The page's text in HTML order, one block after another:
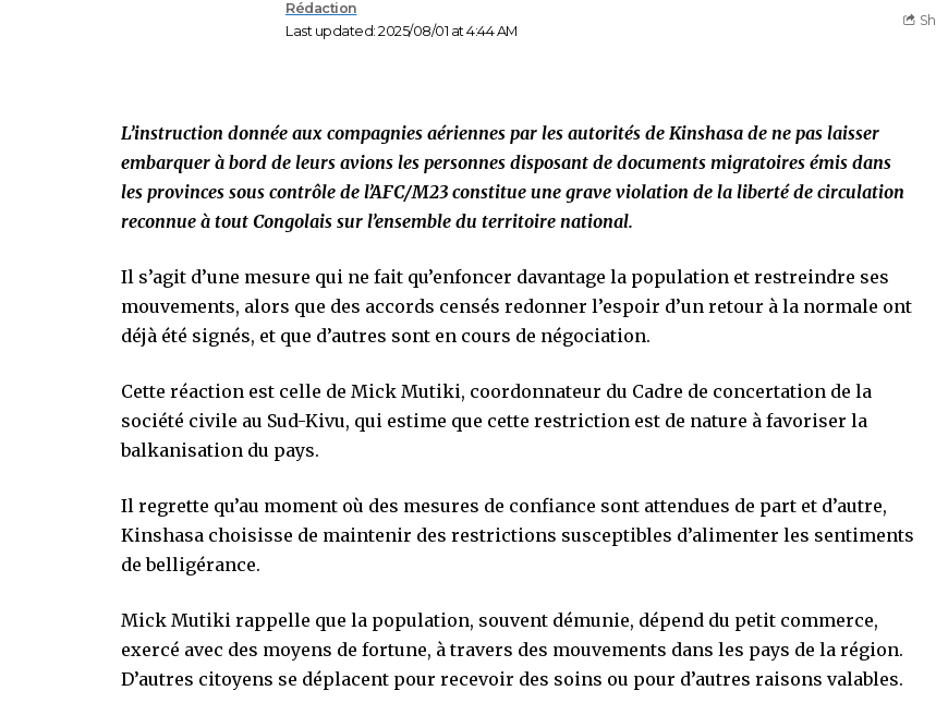
Last updated: 2025/08/01 at 4:44 AM
Rédaction
L’instruction donnée aux compagnies aériennes par les autorités de Kinshasa de ne pas laisser
embarquer à bord de leurs avions les personnes disposant de documents migratoires émis dans
les provinces sous contrôle de l’AFC/M23 constitue une grave violation de la liberté de circulation
reconnue à tout Congolais sur l’ensemble du territoire national.
Il s’agit d’une mesure qui ne fait qu’enfoncer davantage la population et restreindre ses
mouvements, alors que des accords censés redonner l’espoir d’un retour à la normale ont
déjà été signés, et que d’autres sont en cours de négociation.
Cette réaction est celle de Mick Mutiki, coordonnateur du Cadre de concertation de la
société civile au Sud-Kivu, qui estime que cette restriction est de nature à favoriser la
balkanisation du pays.
Il regrette qu’au moment où des mesures de confiance sont attendues de part et d’autre,
Kinshasa choisisse de maintenir des restrictions susceptibles d’alimenter les sentiments
de belligérance.
Mick Mutiki rappelle que la population, souvent démunie, dépend du petit commerce,
exercé avec des moyens de fortune, à travers des mouvements dans les pays de la région.
D’autres citoyens se déplacent pour recevoir des soins ou pour d’autres raisons valables.